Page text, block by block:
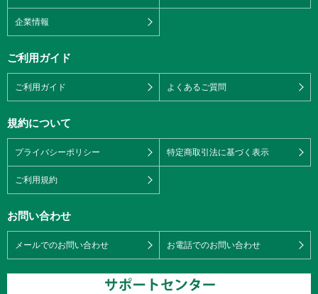
企業情報
ご利用ガイド
ご利用ガイド よくあるご質問
規約について
プライバシーポリシー 特定商取引法に基づく表示
ご利用規約
お問い合わせ
メールでのお問い合わせ お電話でのお問い合わせ